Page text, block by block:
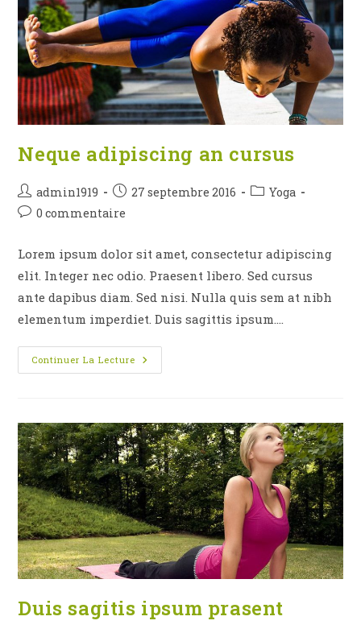
Neque adipiscing an cursus
Auteur/autrice
de
admin1919
Publication
publiée :
27 septembre 2016
PostYoga
Commentaires
la
publication :
0 commentaire
Lorem ipsum dolor sit amet, consectetur adipiscing
elit. Integer nec odio. Praesent libero. Sed cursus
ante dapibus diam. Sed nisi. Nulla quis sem at nibh
elementum imperdiet. Duis sagittis ipsum.…
Continuer La Lecture Neque
Adipiscing
Duis sagitis ipsum prasent